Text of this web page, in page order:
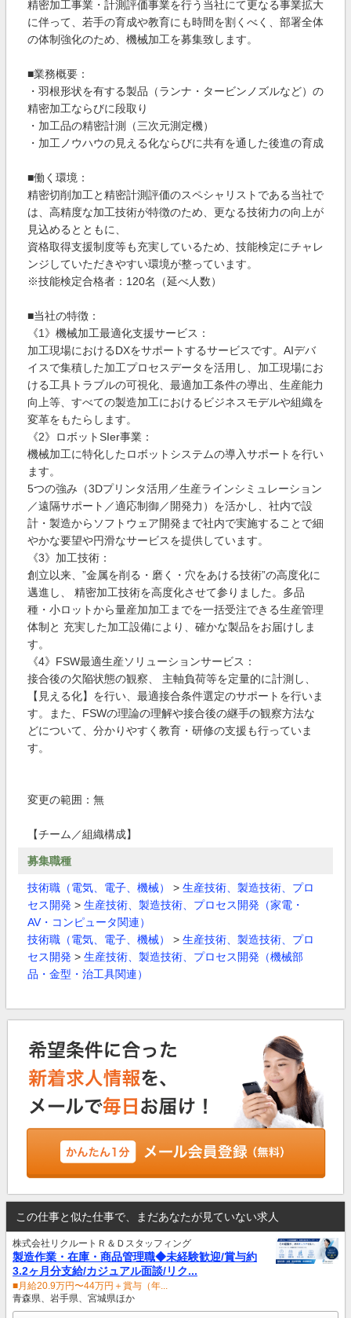
精密加工事業・計測評価事業を行う当社にて更なる事業拡大
に伴って、若手の育成や教育にも時間を割くべく、部署全体
の体制強化のため、機械加工を募集致します。
■業務概要：
・羽根形状を有する製品（ランナ・タービンノズルなど）の
精密加工ならびに段取り
・加工品の精密計測（三次元測定機）
・加工ノウハウの見える化ならびに共有を通した後進の育成
■働く環境：
精密切削加工と精密計測評価のスペシャリストである当社で
は、高精度な加工技術が特徴のため、更なる技術力の向上が
見込めるとともに、
資格取得支援制度等も充実しているため、技能検定にチャレ
ンジしていただきやすい環境が整っています。
※技能検定合格者：120名（延べ人数）
■当社の特徴：
《1》機械加工最適化支援サービス：
加工現場におけるDXをサポートするサービスです。AIデバ
イスで集積した加工プロセスデータを活用し、加工現場にお
ける工具トラブルの可視化、最適加工条件の導出、生産能力
向上等、すべての製造加工におけるビジネスモデルや組織を
変革をもたらします。
《2》ロボットSIer事業：
機械加工に特化したロボットシステムの導入サポートを行い
ます。
5つの強み（3Dプリンタ活用／生産ラインシミュレーション
／遠隔サポート／適応制御／開発力）を活かし、社内で設
計・製造からソフトウェア開発まで社内で実施することで細
やかな要望や円滑なサービスを提供しています。
《3》加工技術：
創立以来、”金属を削る・磨く・穴をあける技術”の高度化に
邁進し、 精密加工技術を高度化させて参りました。多品
種・小ロットから量産加加工までを一括受注できる生産管理
体制と 充実した加工設備により、確かな製品をお届けしま
す。
《4》FSW最適生産ソリューションサービス：
接合後の欠陥状態の観察、 主軸負荷等を定量的に計測し、
【見える化】を行い、最適接合条件選定のサポートを行いま
す。また、FSWの理論の理解や接合後の継手の観察方法な
どについて、分かりやすく教育・研修の支援も行っていま
す。
変更の範囲：無
【チーム／組織構成】
募集職種
技術職（電気、電子、機械） > 生産技術、製造技術、プロ
セス開発 > 生産技術、製造技術、プロセス開発（家電・
AV・コンピュータ関連）
技術職（電気、電子、機械）
> 生産技術、製造技術、プロ
セス開発 > 生産技術、製造技術、プロセス開発（機械部
品・金型・治工具関連）
この仕事と似た仕事で、まだあなたが見ていない求人
株式会社リクルートＲ＆Ｄスタッフィング
製造作業・在庫・商品管理職◆未経験歓迎/賞与約
3.2ヶ月分支給/カジュアル面談/リク...
■月給20.9万円〜44万円＋賞与（年...
青森県、岩手県、宮城県ほか